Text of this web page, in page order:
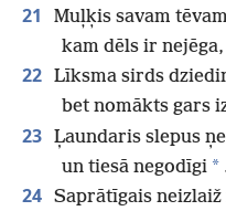
21
Muļķis savam
kam dēls ir
22 Līksma sirds
bet nomākts gars
23 Ļaundaris slepus
un tiesā negodīgi *
24 Saprātīgais